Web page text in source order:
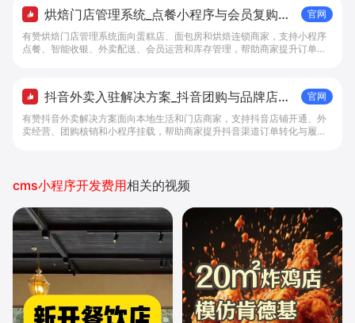
烘焙门店管理系统_点餐小程序与会员复购工
具 - 做生意, 找有赞
官网
有赞烘焙门店管理系统面向蛋糕店、面包房和烘焙连锁商家，支持小程序
点餐、智能收银、外卖配送、会员运营和库存管理，帮助商家提升订单转
抖音外卖入驻解决方案_抖音团购与品牌店铺
经营工具 - 做抖音生意，找有赞
官网
有赞抖音外卖解决方案面向本地生活和门店商家，支持抖音店铺开通、外
卖经营、团购核销和小程序挂载，帮助商家提升抖音渠道订单转化与履约
cms小程序开发费用相关的视频